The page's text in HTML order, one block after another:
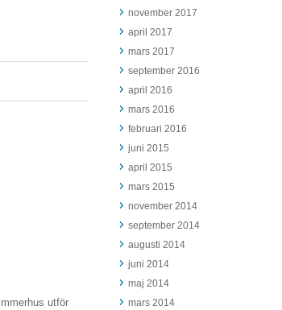
utför
november 2017
april 2017
mars 2017
september 2016
april 2016
mars 2016
februari 2016
juni 2015
april 2015
mars 2015
november 2014
september 2014
augusti 2014
juni 2014
maj 2014
mars 2014